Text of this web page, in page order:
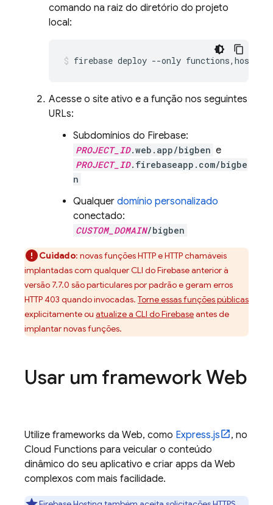
comando na raiz do diretório do projeto
local:
firebase deploy --only functions,hosting
Acesse o site ativo e a função nos seguintes
URLs:
Subdomínios do Firebase:
PROJECT_ID.web.app/bigben e
PROJECT_ID.firebaseapp.com/bigbe
n
Qualquer domínio personalizado
conectado:
CUSTOM_DOMAIN/bigben
Cuidado: novas funções HTTP e HTTP chamáveis
implantadas com qualquer CLI doFirebaseanterior à
versão 7.7.0 são particulares por padrão e geram erros
HTTP 403 quando invocadas. Torne essas funções públicas
explicitamente ou atualize a CLI doFirebaseantes de
implantar novas funções.
Usar um framework Web
Utilize frameworks da Web, como Express.js
, no
Cloud Functions para veicular o conteúdo
dinâmico do seu aplicativo e criar apps da Web
complexos com mais facilidade.